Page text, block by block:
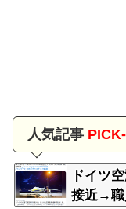
人気記事
ドイツ
接近→職